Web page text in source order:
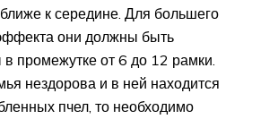
к середине. Для большего
они должны быть
промежутке от 6 до 12 рамки.
нездорова и в ней находится
пчел, то необходимо